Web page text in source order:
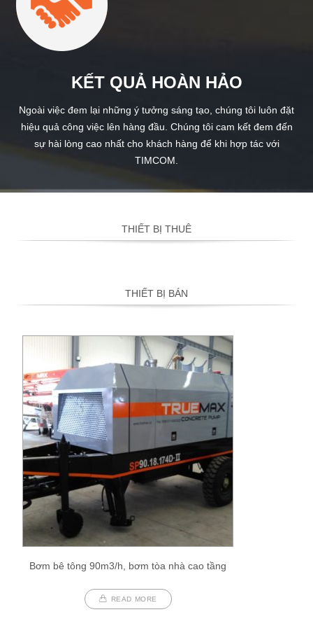
KẾT QUẢ HOÀN HẢO
Ngoài việc đem lại những ý tưởng sáng tạo, chúng tôi luôn đặt
hiệu quả công việc lên hàng đầu. Chúng tôi cam kết đem đến
sự hài lòng cao nhất cho khách hàng để khi hợp tác với
TIMCOM.
THIẾT BỊ THUÊ
THIẾT BỊ BÁN
Bơm bê tông 90m3/h, bơm tòa nhà cao tầng
READ MORE